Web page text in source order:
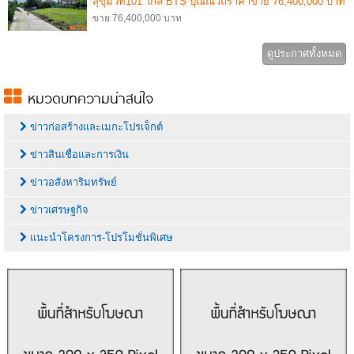
ขาย 76,400,000 บาท
ดูประกาศทั้งหมด
หมวดบทความน่าสนใจ
ข่าวก่อสร้างและเมกะโปรเจ็กต์
ข่าวสินเชื่อและการเงิน
ข่าวอสังหาริมทรัพย์
ข่าวเศรษฐกิจ
แนะนำโครงการ-โปรโมชั่นพิเศษ